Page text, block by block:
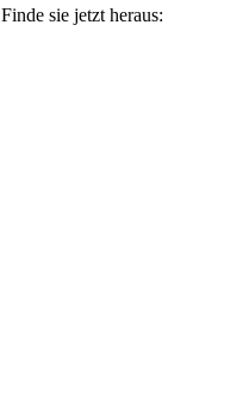
Finde sie jetzt heraus: